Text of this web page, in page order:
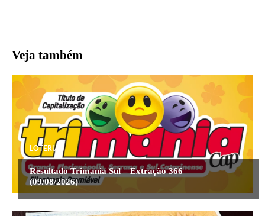
Veja também
LOTERIA
Resultado Trimania Sul – Extração 366
(09/08/2026)